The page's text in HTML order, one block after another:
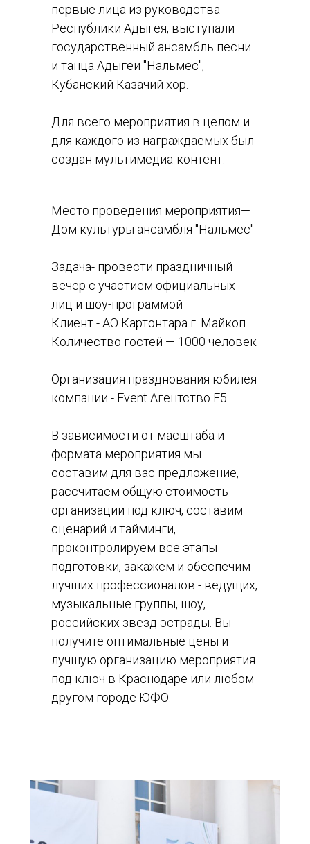
первые лица из руководства
Республики Адыгея, выступали
государственный ансамбль песни
и танца Адыгеи "Нальмес",
Кубанский Казачий хор.
Для всего мероприятия в целом и
для каждого из награждаемых был
создан мультимедиа-контент.
Место проведения мероприятия—
Дом культуры ансамбля "Нальмес"
Задача- провести праздничный
вечер с участием официальных
лиц и шоу-программой
Клиент - АО Картонтара г. Майкоп
Количество гостей — 1000 человек
Организация празднования юбилея
компании - Event Агентство Е5
В зависимости от масштаба и
формата мероприятия мы
составим для вас предложение,
рассчитаем общую стоимость
организации под ключ, составим
сценарий и тайминги,
проконтролируем все этапы
подготовки, закажем и обеспечим
лучших профессионалов - ведущих,
музыкальные группы, шоу,
российских звезд эстрады. Вы
получите оптимальные цены и
лучшую организацию мероприятия
под ключ в Краснодаре или любом
другом городе ЮФО.